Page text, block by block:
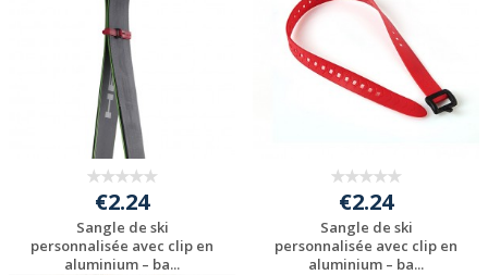
€2.24
Sangle de ski
personnalisée avec clip en
aluminium – ba...
€2.24
Sangle de ski
personnalisée avec clip en
aluminium – ba...